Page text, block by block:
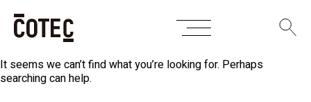
SkipNothing Found
It seems we can’t find what you’re looking for. Perhaps
searching can help.